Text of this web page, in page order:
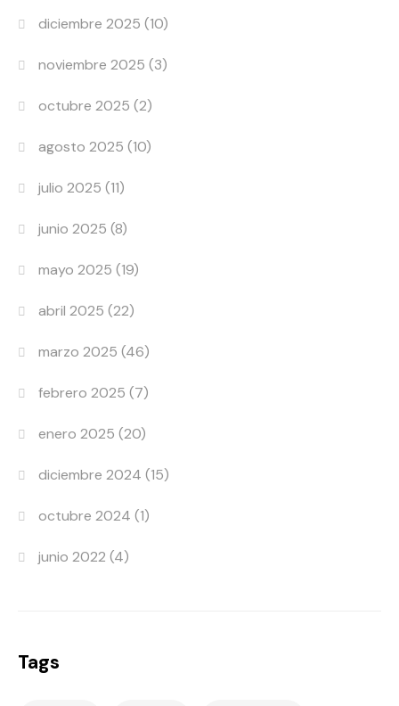
diciembre 2025 (10)
noviembre 2025 (3)
octubre 2025 (2)
agosto 2025 (10)
julio 2025 (11)
junio 2025 (8)
mayo 2025 (19)
abril 2025 (22)
marzo 2025 (46)
febrero 2025 (7)
enero 2025 (20)
diciembre 2024 (15)
octubre 2024 (1)
junio 2022 (4)
Tags